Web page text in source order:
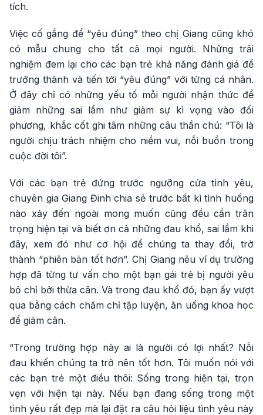
tích.
Việc cố gắng để “yêu đúng” theo chị Giang cũng khó
có mẫu chung cho tất cả mọi người. Những trải
nghiệm đem lại cho các bạn trẻ khả năng đánh giá để
trưởng thành và tiến tới “yêu đúng” với từng cá nhân.
Ở đây chỉ có những yếu tố mỗi người nhận thức để
giảm những sai lầm như giảm sự kì vọng vào đối
phương, khắc cốt ghi tâm những câu thần chú: “Tôi là
người chịu trách nhiệm cho niềm vui, nỗi buồn trong
cuộc đời tôi”.
Với các bạn trẻ đứng trước ngưỡng cửa tình yêu,
chuyên gia Giang Đinh chia sẻ trước bất kì tình huống
nào xảy đến ngoài mong muốn cũng đều cần trân
trọng hiện tại và biết ơn cả những đau khổ, sai lầm khi
đây, xem đó như cơ hội để chúng ta thay đổi, trở
thành “phiên bản tốt hơn”. Chị Giang nêu ví dụ trường
hợp đã từng tư vấn cho một bạn gái trẻ bị người yêu
bỏ chỉ bởi thừa cân. Và trong đau khổ đó, bạn ấy vượt
qua bằng cách chăm chỉ tập luyện, ăn uống khoa học
để giảm cân.
“Trong trường hợp này ai là người có lợi nhất? Nỗi
đau khiến chúng ta trở nên tốt hơn. Tôi muốn nói với
các bạn trẻ một điều thôi: Sống trong hiện tại, trọn
vẹn với hiện tại này. Nếu bạn đang sống trong một
tình yêu rất đẹp mà lại đặt ra câu hỏi liệu tình yêu này